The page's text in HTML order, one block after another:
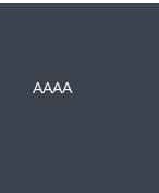
AAAA